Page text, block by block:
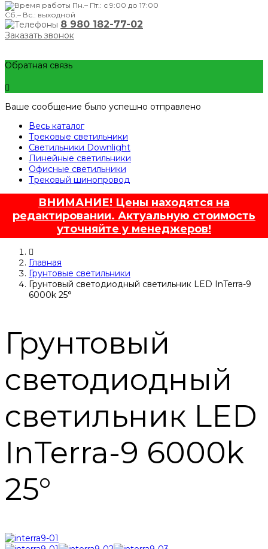
Пн.– Пт.: с 9:00 до 17:00
Сб.– Вс.: выходной
8 980 182-77-02
Заказать звонок
Обратная связь
Ваше сообщение было успешно отправлено
Весь каталог
Трековые светильники
Светильники Downlight
Линейные светильники
Офисные светильники
Трековый шинопровод
ВНИМАНИЕ! Цены находятся на
редактировании. Актуальную стоимость
уточняйте у менеджеров!
Главная
Грунтовые светильники
Грунтовый светодиодный светильник LED InTerra-9
6000k 25°
Грунтовый
светодиодный
светильник LED
InTerra-9 6000k
25°